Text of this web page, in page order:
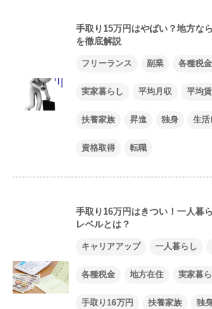
手取り15万円はやばい？地方な
を徹底解説
フリーランス 副業 各種税金
実家暮らし 平均月収 平均
扶養家族 昇進 独身 生活
資格取得 転職
手取り16万円はきつい！一人暮
レベルとは？
キャリアアップ 一人暮らし
各種税金 地方在住 実家暮
手取り16万円 扶養家族 独